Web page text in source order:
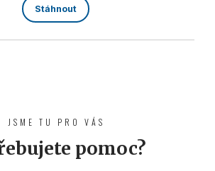
Stáhnout
JSME TU PRO VÁS
pomoc?